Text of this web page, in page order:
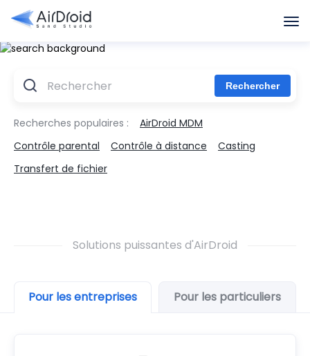
Recherches populaires :
AirDroid MDM
Contrôle parental
Contrôle à distance
Casting
Transfert de fichier
Solutions puissantes d'AirDroid
Pour les entreprises Pour les particuliers